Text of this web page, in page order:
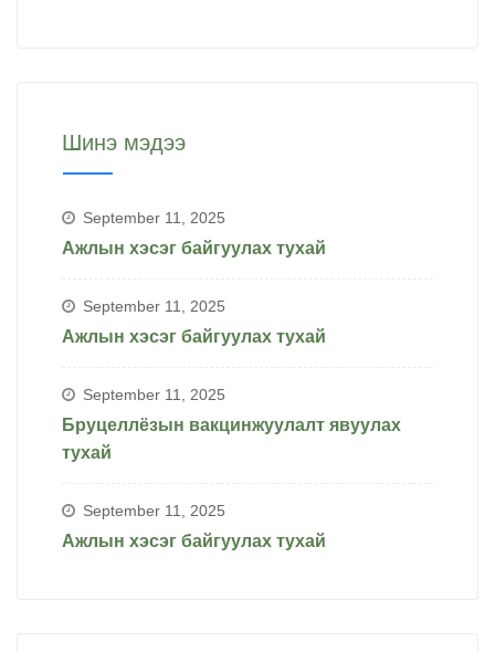
Шинэ мэдээ
September 11, 2025
Ажлын хэсэг байгуулах тухай
September 11, 2025
Ажлын хэсэг байгуулах тухай
September 11, 2025
Бруцеллёзын вакцинжуулалт явуулах
тухай
September 11, 2025
Ажлын хэсэг байгуулах тухай